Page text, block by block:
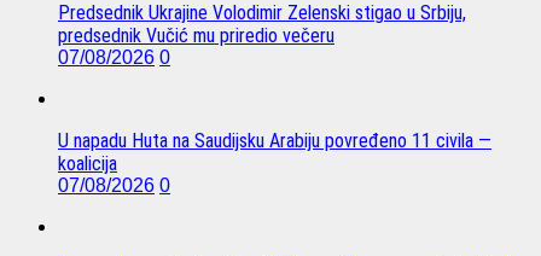
Predsednik Ukrajine Volodimir Zelenski stigao u Srbiju,
predsednik Vučić mu priredio večeru
07/08/2026 0
U napadu Huta na Saudijsku Arabiju povređeno 11 civila —
koalicija
07/08/2026 0